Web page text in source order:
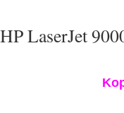
HP LaserJet